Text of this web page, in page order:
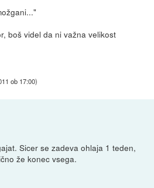
boš videl da ni važna velikost
ob 17:00)
Sicer se zadeva ohlaja 1 teden,
že konec vsega.